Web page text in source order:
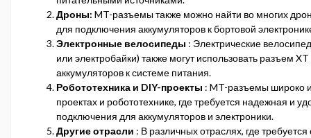
Дроны: MT-разъемы также можно найти во многих
для подключения аккумуляторов к бортовой
Электронные велосипеды : Электрические
или электробайки) также могут использовать разъем
аккумуляторов к системе питания.
Робототехника и DIY-проекты : MT-разъемы широко
проектах и робототехнике, где требуется надежная и
подключения для аккумуляторов и электроники.
Другие отрасли : В различных отраслях, где